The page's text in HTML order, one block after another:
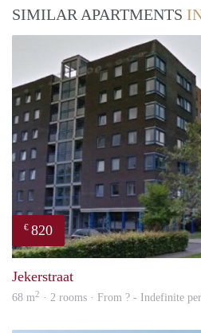
SIMILAR APARTMENTS
€ 820
Jekerstraat
68 m2 · 2 rooms · From ? - Indefinite